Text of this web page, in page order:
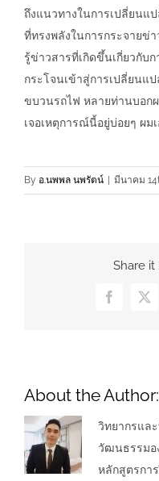
ถึงแนวทางในการเปลี่ยนแป
ที่ทรงพลังในการกระจายข่
รู้ข่าวสารที่เกิดขึ้นเกี่ยวกับ
กระโจนเข้าสู่การเปลี่ยนแป
ขบวนรถไฟ หลายท่านบอก
เจอเหตุการณ์นี้อยู่บ่อยๆ ผม
By อ.นพพล นพรัตน์ มีนาคม
Share
Facebook
X
About the Author:
วิทยากรแล
วัฒนธรรมอ
หลักสูตรกา